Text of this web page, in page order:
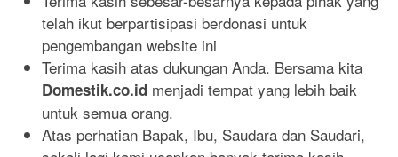
telah ikut berpartisipasi berdonasi untuk
pengembangan website ini
Terima kasih atas dukungan Anda. Bersama kita
Domestik.co.id menjadi tempat yang lebih baik
untuk semua orang.
Atas perhatian Bapak, Ibu, Saudara dan Saudari,